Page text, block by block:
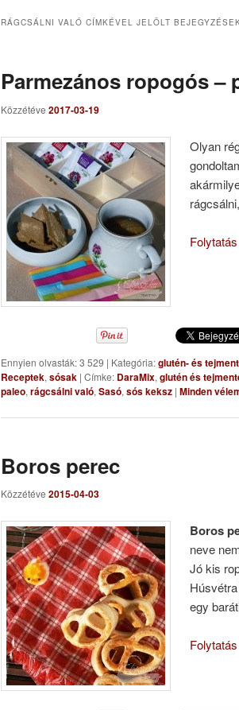
RÁGCSÁLNI VALÓ CÍMKÉVEL JELÖLT
Parmezános ropogós –
Közzétéve 2017-03-19
Olyan
Folytatás
Ennyien olvasták: 3 529 | Kategória:glutén- és
Receptek, sósak | Címke: DaraMix, glutén és
paleo, rágcsálni való, Sasó, sós keksz | Minden
Boros perec
Közzétéve 2015-04-03
Boros
neve
Jó kis
egy
Folytatás